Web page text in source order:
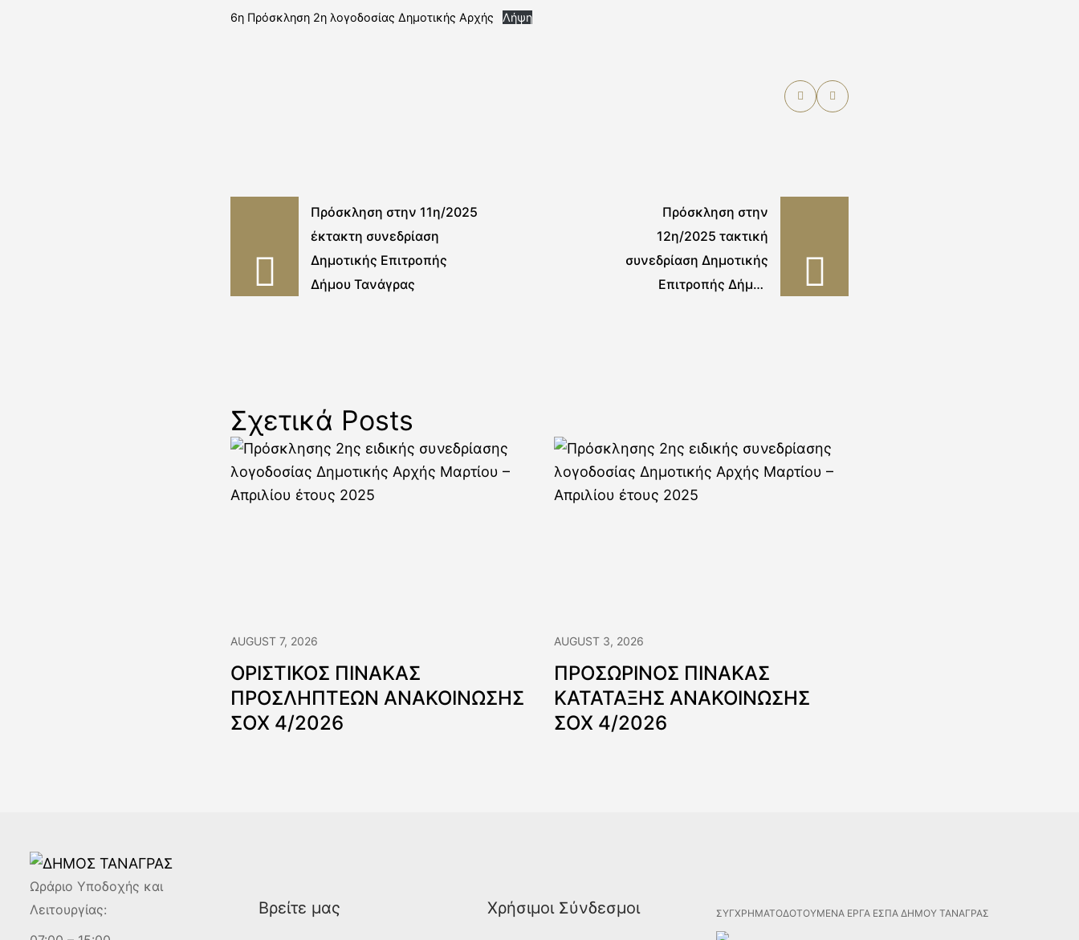
6η Πρόσκληση 2η λογοδοσίας Δημοτικής Αρχής Λήψη
Πρόσκληση στην 11η/2025
έκτακτη συνεδρίαση
Δημοτικής Επιτροπής
Δήμου Τανάγρας
Πρόσκληση στην
12η/2025 τακτική
συνεδρίαση Δημοτικής
Επιτροπής Δήμου
Σχετικά Posts
AUGUST 7, 2026
ΟΡΙΣΤΙΚΟΣ ΠΙΝΑΚΑΣ
ΠΡΟΣΛΗΠΤΕΩΝ ΑΝΑΚΟΙΝΩΣΗΣ
ΣΟΧ 4/2026
AUGUST 3, 2026
ΠΡΟΣΩΡΙΝΟΣ ΠΙΝΑΚΑΣ
ΚΑΤΑΤΑΞΗΣ ΑΝΑΚΟΙΝΩΣΗΣ
ΣΟΧ 4/2026
Ωράριο Υποδοχής και
Λειτουργίας:
Βρείτε μας Χρήσιμοι Σύνδεσμοι ΣΥΓΧΡΗΜΑΤΟΔΟΤΟΥΜΕΝΑ ΕΡΓΑ ΕΣΠΑ ΔΗΜΟΥ ΤΑΝΑΓΡΑΣ